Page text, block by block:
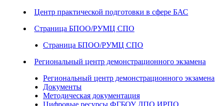
Центр практической подготовки в сфере БАС
Страница БПОО/РУМЦ СПО
Страница БПОО/РУМЦ СПО
Региональный центр демонстрационного экзамена
Региональный центр демонстрационного экзамена
Документы
Методическая документация
Цифровые ресурсы ФГБОУ ДПО ИРПО